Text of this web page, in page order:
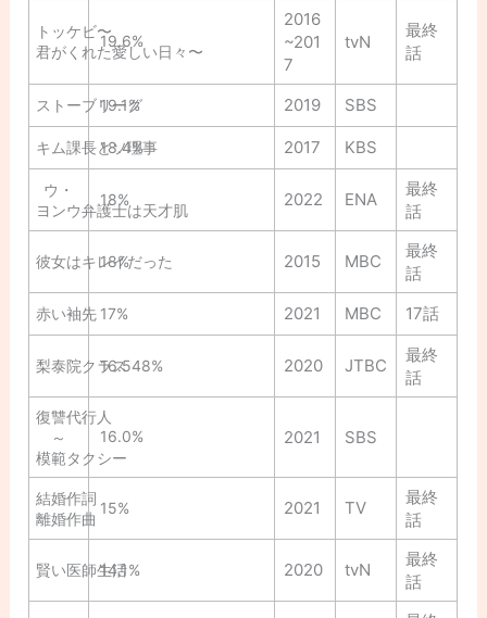
トッケビ〜
君がくれた愛しい日々〜
19.6%
2016
~201
7
tvN
最終
話
ストーブリーグ
19.1% 2019 SBS
キム課長とソ理事
18.4% 2017 KBS
ウ・
ヨンウ弁護士は天才肌
18% 2022 ENA
最終
話
彼女はキレイだった
18% 2015 MBC
最終
話
赤い袖先 17% 2021 MBC 17話
梨泰院クラス16.548% 2020 JTBC
最終
話
復讐代行人
～
模範タクシー
16.0% 2021 SBS
結婚作詞
離婚作曲
15% 2021 TV
最終
話
賢い医師生活
14.1% 2020 tvN
最終
話